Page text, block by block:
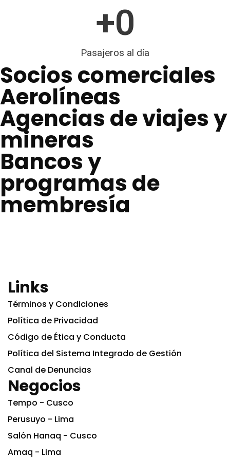
+0
Pasajeros al día
Socios comerciales
Aerolíneas
Agencias de viajes y
mineras
Bancos y
programas de
membresía
Links
Términos y Condiciones
Política de Privacidad
Código de Ética y Conducta
Política del Sistema Integrado de Gestión
Canal de Denuncias
Negocios
Tempo - Cusco
Perusuyo - Lima
Salón Hanaq - Cusco
Amaq - Lima